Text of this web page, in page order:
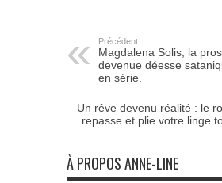
Précédent :
Magdalena Solis, la
devenue déesse
en série.
Un rêve devenu réalité : le
repasse et plie votre linge
À PROPOS ANNE-LINE